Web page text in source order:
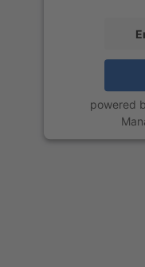
powered